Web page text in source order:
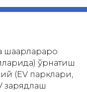
шаҳарлараро
ўрнатиш
(EV парклари,
зарядлаш